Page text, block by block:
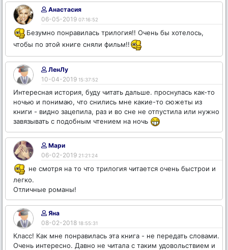
Анастасия
06-05-2019 07:16:52
Безумно понравилась трилогия!! Очень бы хотелось,
чтобы по этой книге сняли фильм!!
ЛенЛу
10-04-2019 15:37:52
Интересная история, буду читать дальше. проснулась как-то
ночью и понимаю, что снились мне какие-то сюжеты из
книги - видно зацепила, раз и во сне не отпустила или нужно
завязывать с подобным чтением на ночь
Мари
06-02-2019 21:21:24
не смотря на то что трилогия читается очень быстрои и
легко.
Отличные романы!
Яна
08-02-2018 18:55:31
Класс! Как мне понравилась эта книга - не передать словами.
Очень интересно. Давно не читала с таким удовольствием и